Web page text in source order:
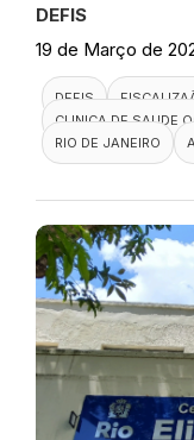
DEFIS
19 de Março de
DEFIS
CLINICA DE SAUDE
RIO DE JANEIRO